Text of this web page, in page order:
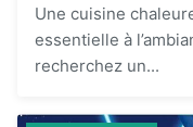
Une cuisine
essentielle à
recherchez un...